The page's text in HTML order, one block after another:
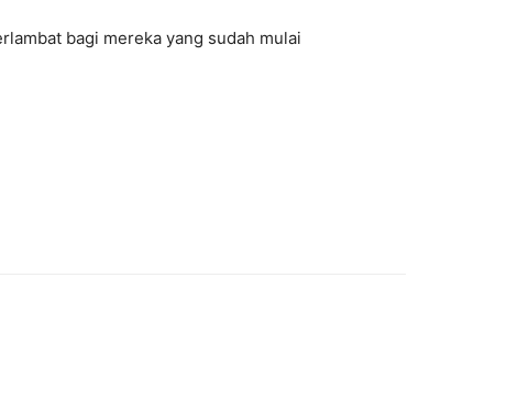
bagi mereka yang sudah mulai